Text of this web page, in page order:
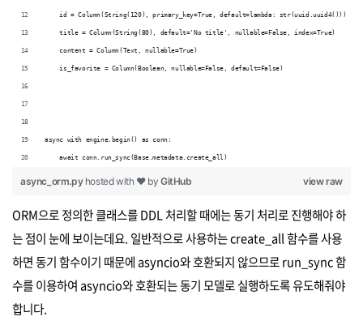
    id = Column(String(120), primary_key=True, default=lambda: str(uuid.uuid4()))
    title = Column(String(80), default='No title', nullable=False, index=True)
    content = Column(Text, nullable=True)
    is_favorite = Column(Boolean, nullable=False, default=False)
async with engine.begin() as conn:
    await conn.run_sync(Base.metadata.create_all)
view raw
async_orm.py hosted with ❤ byGitHub
ORM으로 정의한 클래스를 DDL 처리할 때에는 동기 처리로 진행해야 하
는 점이 눈에 보이는데요. 일반적으로 사용하는 create_all 함수를 사용
하면 동기 함수이기 때문에 asyncio와 호환되지 않으므로 run_sync 함
수를 이용하여 asyncio와 호환되는 동기 모델로 실행하도록 유도해줘야
합니다.